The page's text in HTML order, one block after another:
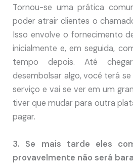
Tornou-se uma prática
poder atrair clientes o
Isso envolve o fornecimento
inicialmente e, em seguida,
tempo depois. Até
desembolsar algo, você terá
serviço e vai se ver em um
tiver que mudar para outra
pagar.
3. Se mais tarde eles
provavelmente não será